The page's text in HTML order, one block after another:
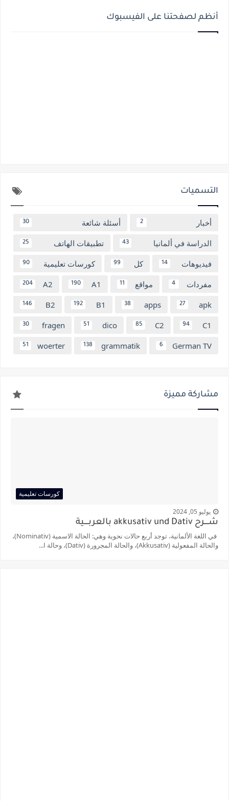
أنظم لصفحتنا على الفيسبوك
التسميات
أخبار 2 أسئلة شائعة 30
الدراسة في ألمانيا 43 تطبيقات الهاتف 25
فيديوهات 14 كل 99 كورسات تعليمية 90
مفردات 4 مواقع 11
A1
190
A2
204
apk
27
apps
38
B1
192
B2
146
C1
94
C2
85
dico
51
fragen
30
German TV
6
grammatik
138
woerter
51
مشاركة مميزة
كورسات تعليمية
يوليو 05, 2024
شــــرح akkusativ und Dativ بالعربــــية
في اللغة الألمانية، توجد أربع حالات نحوية وهي: الحالة الاسمية (Nominativ)،
والحالة المفعولية (Akkusativ)، والحالة المجرورة (Dativ)، وحالة ا...